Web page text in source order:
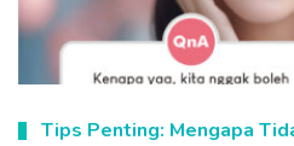
Tips Penting: Mengapa